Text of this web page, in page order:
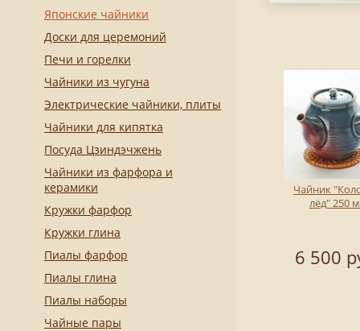
Японские чайники
Доски для церемоний
Печи и горелки
Чайники из чугуна
Электрические чайники, плиты
Чайники для кипятка
Посуда Цзиндэчжень
Чайники из фарфора и
керамики
Кружки фарфор
Кружки глина
Пиалы фарфор
Пиалы глина
Пиалы наборы
Чайные пары
Чайник
лёд" 250
6 500